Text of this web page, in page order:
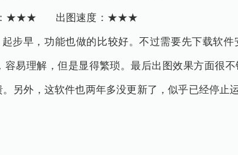
：★★★ 出图速度：★★★
步早，功能也做的比较好。不过需要先下载软
易理解，但是显得繁琐。最后出图效果方面很
另外，这软件也两年多没更新了，似乎已经停止